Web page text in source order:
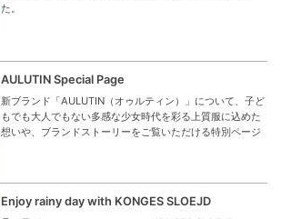
た。
AULUTIN Special Page
新ブランド「AULUTIN（オゥルティン）」について、子ど
もでも大人でもない多感な少女時代を彩る上質服に込めた
想いや、ブランドストーリーをご覧いただける特別ページ
Enjoy rainy day with KONGES SLOEJD